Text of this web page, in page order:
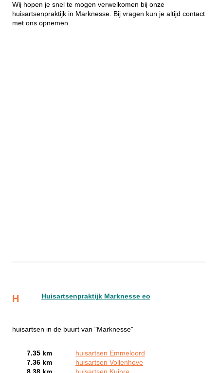
Wij hopen je snel te mogen verwelkomen bij onze
huisartsenpraktijk in Marknesse. Bij vragen kun je altijd contact
met ons opnemen.
H Huisartsenpraktijk Marknesse eo
huisartsen in de buurt van "Marknesse"
7.35 km
huisartsen Emmeloord
7.36 km
huisartsen Vollenhove